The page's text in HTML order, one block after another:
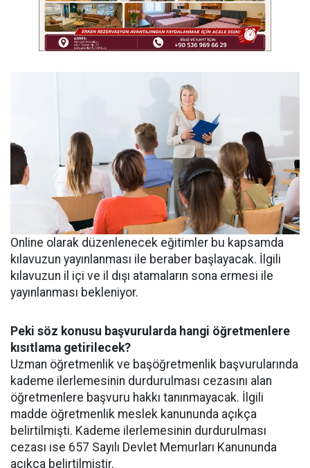
Online olarak düzenlenecek eğitimler bu kapsamda
kılavuzun yayınlanması ile beraber başlayacak. İlgili
kılavuzun il içi ve il dışı atamaların sona ermesi ile
yayınlanması bekleniyor.
Peki söz konusu başvurularda hangi öğretmenlere
kısıtlama getirilecek?
Uzman öğretmenlik ve başöğretmenlik başvurularında
kademe ilerlemesinin durdurulması cezasını alan
öğretmenlere başvuru hakkı tanınmayacak. İlgili
madde öğretmenlik meslek kanununda açıkça
belirtilmişti. Kademe ilerlemesinin durdurulması
cezası ise 657 Sayılı Devlet Memurları Kanununda
açıkça belirtilmiştir.